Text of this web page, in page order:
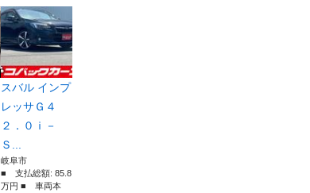
スバル インプ
レッサＧ４
２．０ｉ－
Ｓ...
岐阜市
■ 支払総額: 85.8
万円 ■ 車両本